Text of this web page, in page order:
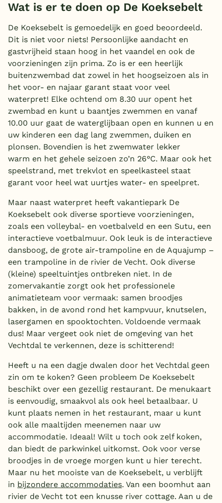
Wat is er te doen op De Koeksebelt
De Koeksebelt is gemoedelijk en goed beoordeeld.
Dit is niet voor niets! Persoonlijke aandacht en
gastvrijheid staan hoog in het vaandel en ook de
voorzieningen zijn prima. Zo is er een heerlijk
buitenzwembad dat zowel in het hoogseizoen als in
het voor- en najaar garant staat voor veel
waterpret! Elke ochtend om 8.30 uur opent het
zwembad en kunt u baantjes zwemmen en vanaf
10.00 uur gaat de waterglijbaan open en kunnen u en
uw kinderen een dag lang zwemmen, duiken en
plonsen. Bovendien is het zwemwater lekker
warm en het gehele seizoen zo’n 26°C. Maar ook het
speelstrand, met trekvlot en speelkasteel staat
garant voor heel wat uurtjes water- en speelpret.
Maar naast waterpret heeft vakantiepark De
Koeksebelt ook diverse sportieve voorzieningen,
zoals een volleybal- en voetbalveld en een Sutu, een
interactieve voetbalmuur. Ook leuk is de interactieve
dansboog, de grote air-trampoline en de Aquajump –
een trampoline in de rivier de Vecht. Ook diverse
(kleine) speeltuintjes ontbreken niet. In de
zomervakantie zorgt ook het professionele
animatieteam voor vermaak: samen broodjes
bakken, in de avond rond het kampvuur, knutselen,
lasergamen en spooktochten. Voldoende vermaak
dus! Maar vergeet ook niet de omgeving van het
Vechtdal te verkennen, deze is schitterend!
Heeft u na een dagje dwalen door het Vechtdal geen
zin om te koken? Geen probleem De Koeksebelt
beschikt over een gezellig restaurant. De menukaart
is eenvoudig, smaakvol als ook heel betaalbaar. U
kunt plaats nemen in het restaurant, maar u kunt
ook alle maaltijden meenemen naar uw
accommodatie. Ideaal! Wilt u toch ook zelf koken,
dan biedt de parkwinkel uitkomst. Ook voor verse
broodjes in de vroege morgen kunt u hier terecht.
Maar nu het mooiste van de Koeksebelt, u verblijft
in bijzondere accommodaties. Van een boomhut aan
rivier de Vecht tot een knusse river cottage. Aan u de